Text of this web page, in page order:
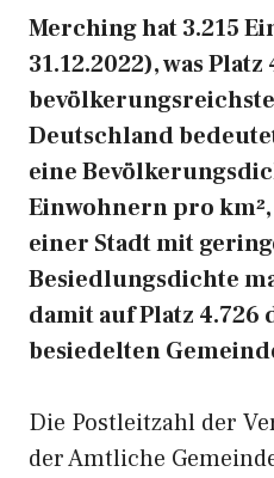
Merching hat 3.215
31.12.2022), was
Deutschland
eine
Einwohnern pro
einer Stadt mit
Besiedlungsdichte
damit auf Platz
besiedelten
Die Postleitzahl der
der Amtliche